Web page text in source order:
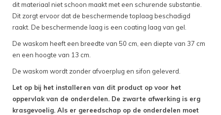
dit materiaal niet schoon maakt met een schurende substantie.
Dit zorgt ervoor dat de beschermende toplaag beschadigd
raakt. De beschermende laag is een coating laag van gel.
De waskom heeft een breedte van 50 cm, een diepte van 37 cm
en een hoogte van 13 cm.
De waskom wordt zonder afvoerplug en sifon geleverd.
Let op bij het installeren van dit product op voor het
oppervlak van de onderdelen. De zwarte afwerking is erg
krasgevoelig. Als er gereedschap op de onderdelen moet